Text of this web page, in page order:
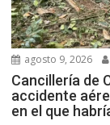
agosto 9, 2026
Cancillería de
accidente
en el que